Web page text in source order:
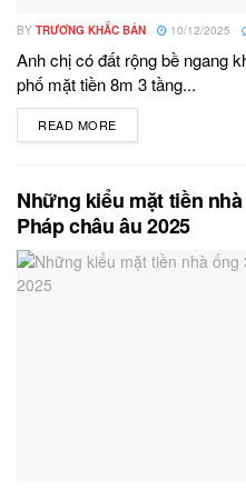
BY TRƯƠNG KHẮC BẢN 10/12/2025
Anh chị có đất rộng bề ngang
phố mặt tiền 8m 3 tầng...
READ MORE
Những kiểu mặt tiền
Pháp châu âu 2025